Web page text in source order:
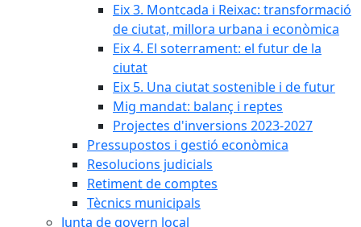
Eix 3. Montcada i Reixac: transformació
de ciutat, millora urbana i econòmica
Eix 4. El soterrament: el futur de la
ciutat
Eix 5. Una ciutat sostenible i de futur
Mig mandat: balanç i reptes
Projectes d'inversions 2023-2027
Pressupostos i gestió econòmica
Resolucions judicials
Retiment de comptes
Tècnics municipals
Junta de govern local